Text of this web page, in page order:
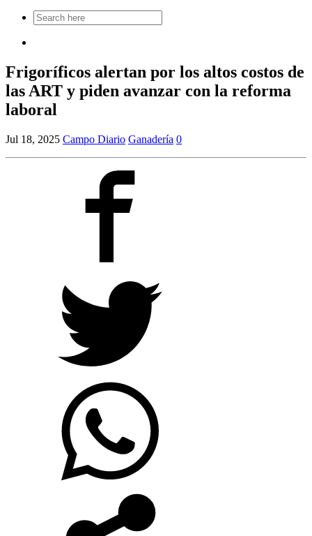
Search
for:
Frigoríficos alertan por los altos costos de
las ART y piden avanzar con la reforma
laboral
Jul 18, 2025 Campo Diario Ganadería 0